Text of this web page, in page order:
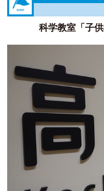
科学教室「子